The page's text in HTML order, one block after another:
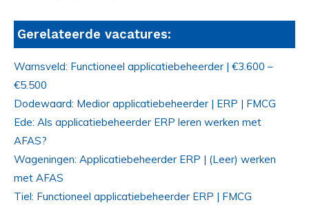
Gerelateerde vacatures:
Warnsveld: Functioneel applicatiebeheerder | €3.600 –
€5.500
Dodewaard: Medior applicatiebeheerder | ERP | FMCG
Ede: Als applicatiebeheerder ERP leren werken met
AFAS?
Wageningen: Applicatiebeheerder ERP | (Leer) werken
met AFAS
Tiel: Functioneel applicatiebeheerder ERP | FMCG